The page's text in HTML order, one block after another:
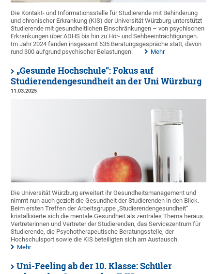
Die Kontakt- und Informationsstelle für Studierende mit Behinderung
und chronischer Erkrankung (KIS) der Universität Würzburg unterstützt
Studierende mit gesundheitlichen Einschränkungen – von psychischen
Erkrankungen über ADHS bis hin zu Hör- und Sehbeeinträchtigungen.
Im Jahr 2024 fanden insgesamt 635 Beratungsgespräche statt, davon
rund 300 aufgrund psychischer Belastungen.
Mehr
„Gesunde Hochschule“: Fokus auf
Studierendengesundheit an der Uni Würzburg
11.03.2025
Die Universität Würzburg erweitert ihr Gesundheitsmanagement und
nimmt nun auch gezielt die Gesundheit der Studierenden in den Blick.
Beim ersten Treffen der Arbeitsgruppe „Studierendengesundheit“
kristallisierte sich die mentale Gesundheit als zentrales Thema heraus.
Vertreterinnen und Vertreter der Studierenden, das Servicezentrum für
Studierende, die Psychotherapeutische Beratungsstelle, der
Hochschulsport sowie die KIS beteiligten sich am Austausch.
Mehr
Uni-Feeling ab der 10. Klasse: Schüler